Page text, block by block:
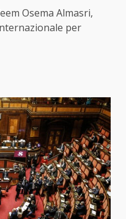
Osema Almasri,
per